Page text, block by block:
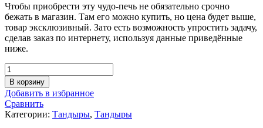
Чтобы приобрести эту чудо-печь не обязательно срочно
бежать в магазин. Там его можно купить, но цена будет выше,
товар эксклюзивный. Зато есть возможность упростить задачу,
сделав заказ по интернету, используя данные приведённые
ниже.
Количество
товара
Тандыр
Аладдин
В корзину
Добавить в избранное
Сравнить
Категории: Тандыры, Тандыры